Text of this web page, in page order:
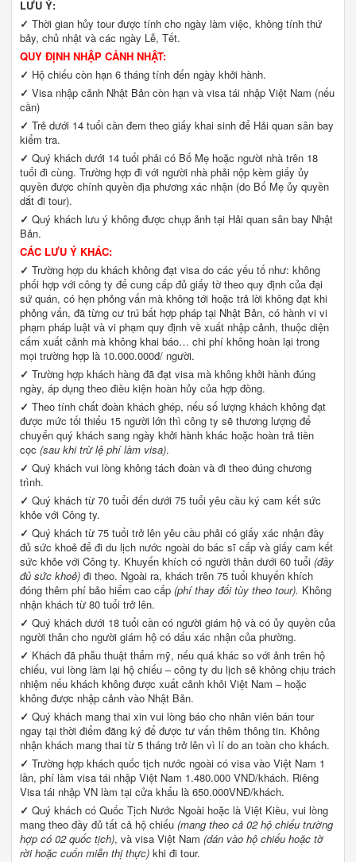
LƯU Ý:
✓Thời gian hủy tour được tính cho ngày làm việc, không tính thứ
bảy, chủ nhật và các ngày Lễ, Tết.
QUY ĐỊNH NHẬP CẢNH NHẬT:
✓ Hộ chiếu còn hạn 6 tháng tính đến ngày khởi hành.
✓Visa nhập cảnh Nhật Bản còn hạn và visa tái nhập Việt Nam (nếu
cần)
✓Trẻ dưới 14 tuổi cần đem theo giấy khai sinh để Hải quan sân bay
kiểm tra.
✓Quý khách dưới 14 tuổi phải có Bố Mẹ hoặc người nhà trên 18
tuổi đi cùng. Trường hợp đi với người nhà phải nộp kèm giấy ủy
quyền được chính quyền địa phương xác nhận (do Bố Mẹ ủy quyền
dắt đi tour).
✓Quý khách lưu ý không được chụp ảnh tại Hải quan sân bay Nhật
Bản.
CÁC LƯU Ý KHÁC:
✓Trường hợp du khách không đạt visa do các yếu tố như: không
phối hợp với công ty để cung cấp đủ giấy tờ theo quy định của đại
sứ quán, có hẹn phỏng vấn mà không tới hoặc trả lời không đạt khi
phỏng vấn, đã từng cư trú bất hợp pháp tại Nhật Bản, có hành vi vi
phạm pháp luật và vi phạm quy định về xuất nhập cảnh, thuộc diện
cấm xuất cảnh mà không khai báo… chi phí không hoàn lại trong
mọi trường hợp là 10.000.000đ/ người.
✓Trường hợp khách hàng đã đạt visa mà không khởi hành đúng
ngày, áp dụng theo điều kiện hoàn hủy của hợp đồng.
✓Theo tính chất đoàn khách ghép, nếu số lượng khách không đạt
được mức tối thiểu 15 người lớn thì công ty sẽ thương lượng để
chuyển quý khách sang ngày khởi hành khác hoặc hoàn trả tiền
cọc(sau khi trừ lệ phí làm visa).
✓Quý khách vui lòng không tách đoàn và đi theo đúng chương
trình.
✓Quý khách từ 70 tuổi đến dưới 75 tuổi yêu cầu ký cam kết sức
khỏe với Công ty.
✓Quý khách từ 75 tuổi trở lên yêu cầu phải có giấy xác nhận đầy
đủ sức khoẻ để đi du lịch nước ngoài do bác sĩ cấp và giấy cam kết
sức khỏe với Công ty. Khuyến khích có người thân dưới 60 tuổi(đầy
đủ sức khoẻ) đi theo. Ngoài ra, khách trên 75 tuổi khuyến khích
đóng thêm phí bảo hiểm cao cấp(phí thay đổi tùy theo tour). Không
nhận khách từ 80 tuổi trở lên.
✓Quý khách dưới 18 tuổi cần có người giám hộ và có ủy quyền của
người thân cho người giám hộ có dấu xác nhận của phường.
✓ Khách đã phẫu thuật thẩm mỹ, nếu quá khác so với ảnh trên hộ
chiếu, vui lòng làm lại hộ chiếu – công ty du lịch sẽ không chịu trách
nhiệm nếu khách không được xuất cảnh khỏi Việt Nam – hoặc
không được nhập cảnh vào Nhật Bản.
✓Quý khách mang thai xin vui lòng báo cho nhân viên bán tour
ngay tại thời điểm đăng ký để được tư vấn thêm thông tin. Không
nhận khách mang thai từ 5 tháng trở lên vì lí do an toàn cho khách.
✓Trường hợp khách quốc tịch nước ngoài có visa vào Việt Nam 1
lần, phí làm visa tái nhập Việt Nam 1.480.000 VND/khách. Riêng
Visa tái nhập VN làm tại cửa khẩu là 650.000VNĐ/khách.
✓Quý khách có Quốc Tịch Nước Ngoài hoặc là Việt Kiều, vui lòng
mang theo đầy đủ tất cả hộ chiếu (mang theo cả 02 hộ chiếu trường
hợp có 02 quốc tịch), và visa Việt Nam(dán vào hộ chiếu hoặc tờ
rời hoặc cuốn miễn thị thực) khi đi tour.